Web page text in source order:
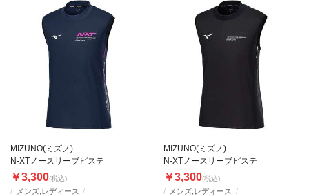
メンズ,レディース
MIZUNO(ミズノ)
N-XTノースリーブピステ
￥3,300(税込)
メンズ,レディース
MIZUNO(ミズノ)
N-XTノースリーブピステ
￥3,300(税込)